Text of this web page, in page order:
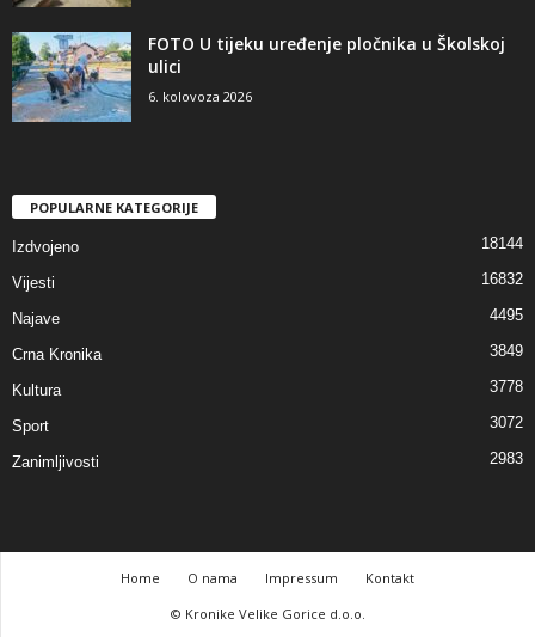
FOTO U tijeku uređenje pločnika u Školskoj
ulici
6. kolovoza 2026
POPULARNE KATEGORIJE
Izdvojeno 18144
Vijesti 16832
Najave 4495
Crna Kronika 3849
Kultura 3778
Sport 3072
Zanimljivosti 2983
Home O nama Impressum
Kontakt
© Kronike Velike Gorice d.o.o.